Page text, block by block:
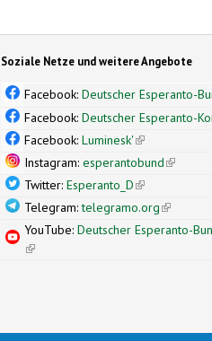
Soziale Netze und weitere Angebote
Facebook:Deutscher Esperanto-
Facebook:Deutscher Esperanto-
Facebook:Luminesk'(link is external)
Instagram:esperantobund(link is
Twitter:Esperanto_D(link is external)
Telegram:telegramo.org(link is
YouTube:Deutscher Esperanto-
(link is external)